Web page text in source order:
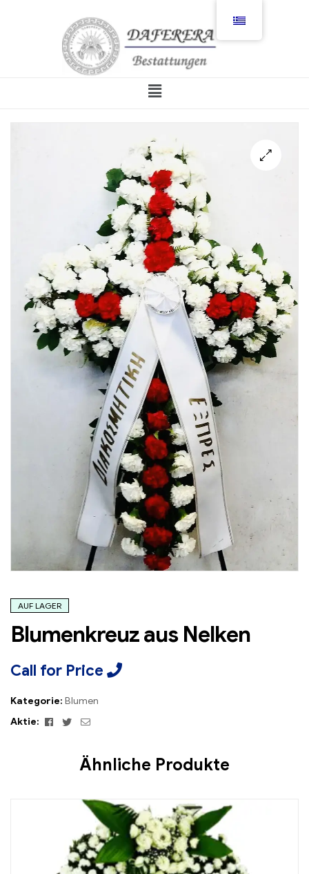
AUF LAGER
Blumenkreuz aus Nelken
Call for Price
Kategorie: Blumen
Aktie:
Facebook
TwitterEmail
Ähnliche Produkte